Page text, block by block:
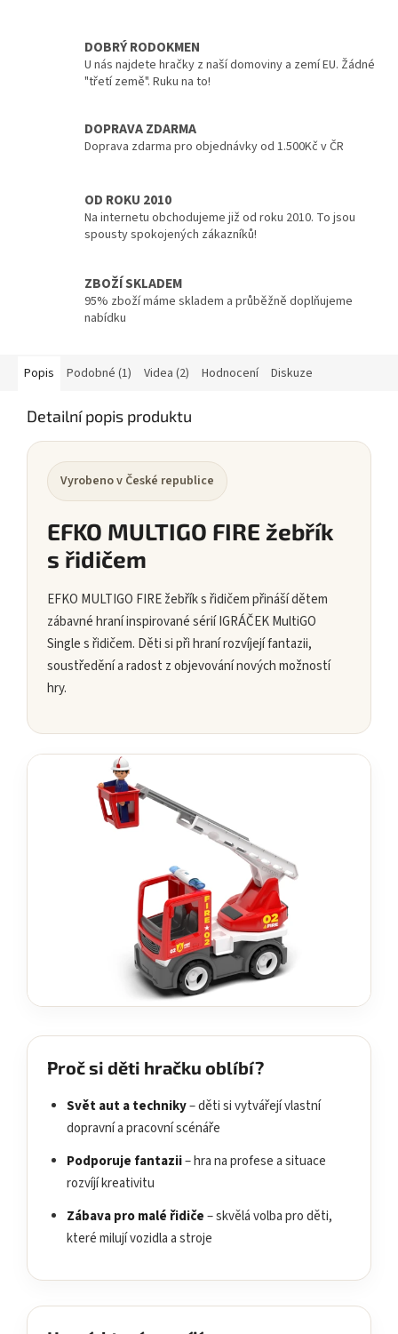
DOBRÝ RODOKMEN
U nás najdete hračky z naší domoviny a zemí EU. Žádné
"třetí země". Ruku na to!
DOPRAVA ZDARMA
Doprava zdarma pro objednávky od 1.500Kč v ČR
OD ROKU 2010
Na internetu obchodujeme již od roku 2010. To jsou
spousty spokojených zákazníků!
ZBOŽÍ SKLADEM
95% zboží máme skladem a průběžně doplňujeme
nabídku
Popis Podobné (1) Videa (2) Hodnocení Diskuze
Detailní popis produktu
Vyrobeno v České republice
EFKO MULTIGO FIRE žebřík
s řidičem
EFKO MULTIGO FIRE žebřík s řidičem přináší dětem
zábavné hraní inspirované sérií IGRÁČEK MultiGO
Single s řidičem. Děti si při hraní rozvíjejí fantazii,
soustředění a radost z objevování nových možností
hry.
Proč si děti hračku oblíbí?
Svět aut a techniky– děti si vytvářejí vlastní
dopravní a pracovní scénáře
Podporuje fantazii– hra na profese a situace
rozvíjí kreativitu
Zábava pro malé řidiče– skvělá volba pro děti,
které milují vozidla a stroje